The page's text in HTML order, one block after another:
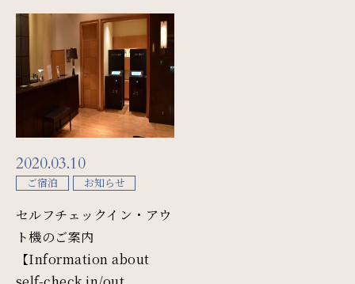
Restaurant & Lounge
レストラン&ラウンジ
Banquet
会議・ご宴会
Wedding
ウエディング
Access
2020.03.10
ご宿泊 お知らせ
セルフチェックイン・アウ
ト機のご案内
【Information about